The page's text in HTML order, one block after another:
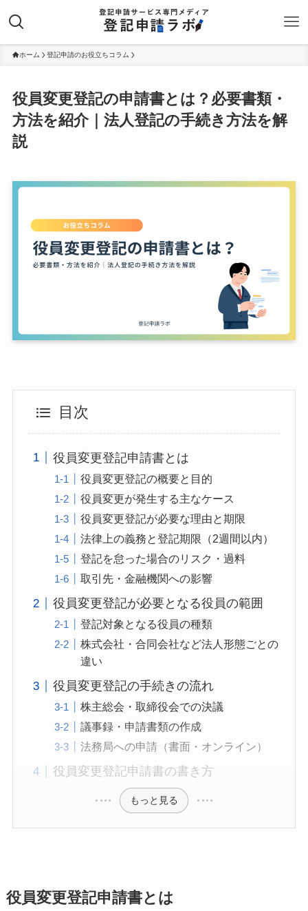
ホーム 登記申請のお役立ちコラム
役員変更登記の申請書とは？必要書類・
方法を紹介｜法人登記の手続き方法を解
説
目次
役員変更登記申請書とは
役員変更登記の概要と目的
役員変更が発生する主なケース
役員変更登記が必要な理由と期限
法律上の義務と登記期限（2週間以内）
登記を怠った場合のリスク・過料
取引先・金融機関への影響
役員変更登記が必要となる役員の範囲
登記対象となる役員の種類
株式会社・合同会社など法人形態ごとの
違い
役員変更登記の手続きの流れ
株主総会・取締役会での決議
議事録・申請書類の作成
法務局への申請（書面・オンライン）
役員変更登記申請書の書き方
もっと見る
役員変更登記申請書とは